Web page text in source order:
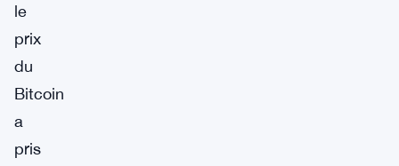
le
prix
du
Bitcoin
a
pris